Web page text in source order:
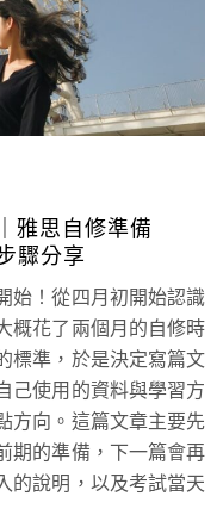
雅思自修準備
驟分享
始！從四月初開始認識
概花了兩個月的自修時
標準，於是決定寫篇文
己使用的資料與學習方
方向。這篇文章主要先
期的準備，下一篇會再
的說明，以及考試當天